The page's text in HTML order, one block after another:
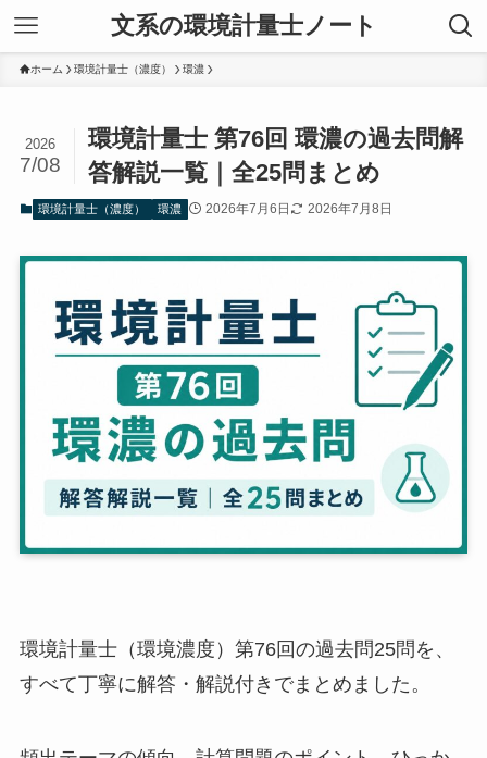
文系の環境計量士ノート
ホーム 環境計量士（濃度） 環濃
環境計量士 第76回 環濃の過去問解
答解説一覧｜全25問まとめ
2026
7/08
環境計量士（濃度） 環濃 2026年7月6日 2026年7月8日
環境計量士（環境濃度）第76回の過去問25問を、
すべて丁寧に解答・解説付きでまとめました。